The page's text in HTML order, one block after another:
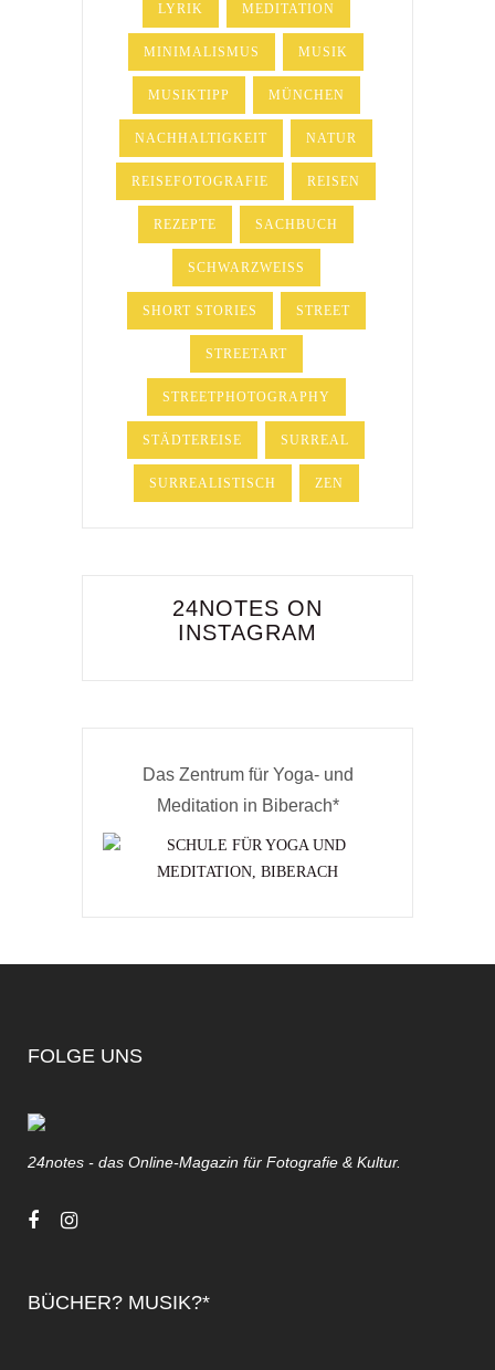
LYRIK MEDITATION
MINIMALISMUS MUSIK
MUSIKTIPP MÜNCHEN
NACHHALTIGKEIT NATUR
REISEFOTOGRAFIE REISEN
REZEPTE SACHBUCH
SCHWARZWEISS
SHORT STORIES STREET
STREETART
STREETPHOTOGRAPHY
STÄDTEREISE SURREAL
SURREALISTISCH ZEN
24NOTES ON
INSTAGRAM
Das Zentrum für Yoga- und
Meditation in Biberach*
FOLGE UNS
24notes - das Online-Magazin für Fotografie & Kultur.
BÜCHER? MUSIK?*